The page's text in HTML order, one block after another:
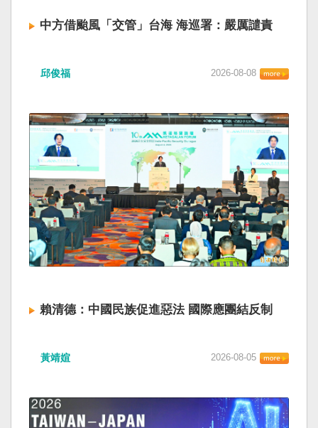
中方借颱風「交管」台海 海巡署：嚴厲譴責
邱俊福 2026-08-08
賴清德：中國民族促進惡法 國際應團結反制
黃靖媗 2026-08-05